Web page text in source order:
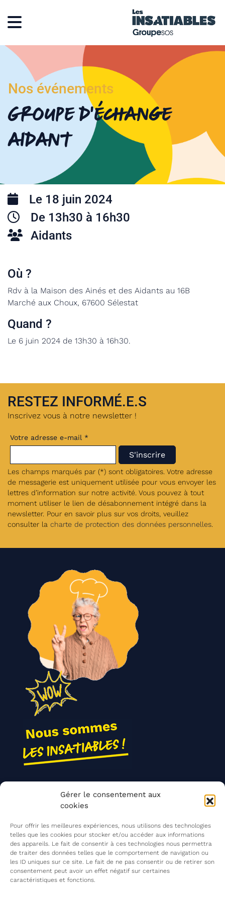
Gérer le consentement aux
cookies
Pour offrir les meilleures expériences, nous utilisons des technologies
telles que les cookies pour stocker et/ou accéder aux informations
des appareils. Le fait de consentir à ces technologies nous permettra
de traiter des données telles que le comportement de navigation ou
les ID uniques sur ce site. Le fait de ne pas consentir ou de retirer son
consentement peut avoir un effet négatif sur certaines
caractéristiques et fonctions.
Nos événements
Groupe d’échange
aidant
Le 18 juin 2024
De 13h30 à 16h30
Aidants
Où ?
Rdv à la Maison des Ainés et des Aidants au 16B
Marché aux Choux, 67600 Sélestat
Quand ?
Le 6 juin 2024 de 13h30 à 16h30.
RESTEZ INFORMÉ.E.S
Inscrivez vous à notre newsletter !
Votre adresse e-mail *
Les champs marqués par (*) sont obligatoires. Votre adresse
de messagerie est uniquement utilisée pour vous envoyer les
lettres d’information sur notre activité. Vous pouvez à tout
moment utiliser le lien de désabonnement intégré dans la
newsletter. Pour en savoir plus sur vos droits, veuillez
consulter la charte de protection des données personnelles
Agir ensemble
Mentions légales
Politique de confidentialité